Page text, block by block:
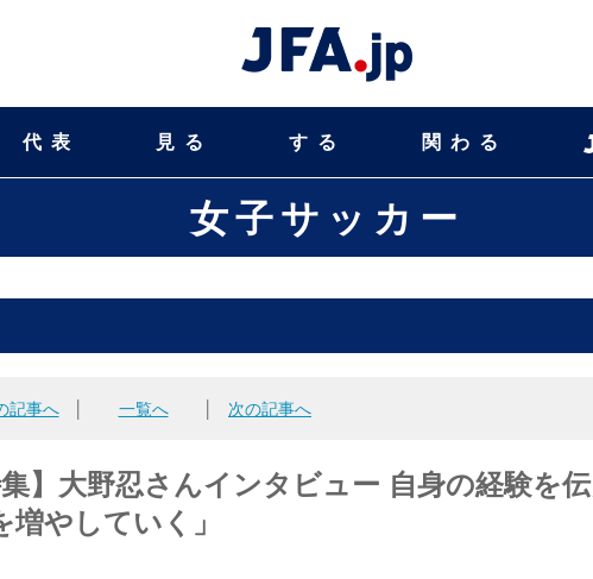
代表 見る する 関わる
女子サッカー
記事へ│ 一覧へ 次の記事へ
】大野忍さんインタビュー 自身の経験を
やしていく」